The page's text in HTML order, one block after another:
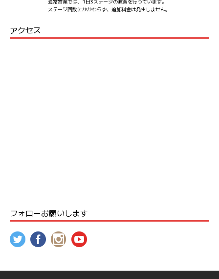
ステージ回数にかかわらず、追加料金は発生しません。
アクセス
フォローお願いします